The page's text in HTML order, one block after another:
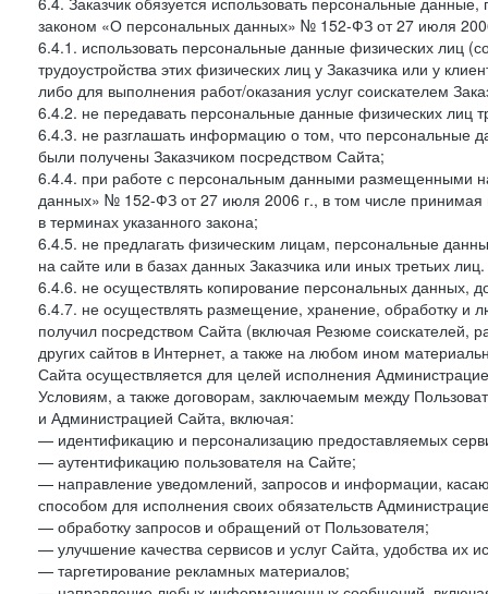
законом «О персональных данных» № 152-ФЗ от 27 июля
6.4.1. использовать персональные данные физических лиц
трудоустройства этих физических лиц у Заказчика или у
либо для выполнения работ/оказания услуг соискателем
6.4.2. не передавать персональные данные физических лиц
6.4.3. не разглашать информацию о том, что персональные
были получены Заказчиком посредством Сайта;
6.4.4. при работе с персональным данными размещенными
данных» № 152-ФЗ от 27 июля 2006 г., в том числе принимая
в терминах указанного закона;
6.4.5. не предлагать физическим лицам, персональные
на сайте или в базах данных Заказчика или иных третьих лиц.
6.4.6. не осуществлять копирование персональных данных,
6.4.7. не осуществлять размещение, хранение, обработку и
получил посредством Сайта (включая Резюме
других сайтов в Интернет, а также на любом ином
Сайта осуществляется для целей исполнения
Условиям, а также договорам, заключаемым между
и Администрацией Сайта, включая:
— идентификацию и персонализацию предоставляемых
— аутентификацию пользователя на Сайте;
— направление уведомлений, запросов и информации,
способом для исполнения своих обязательств
— обработку запросов и обращений от Пользователя;
— улучшение качества сервисов и услуг Сайта, удобства их
— таргетирование рекламных материалов;